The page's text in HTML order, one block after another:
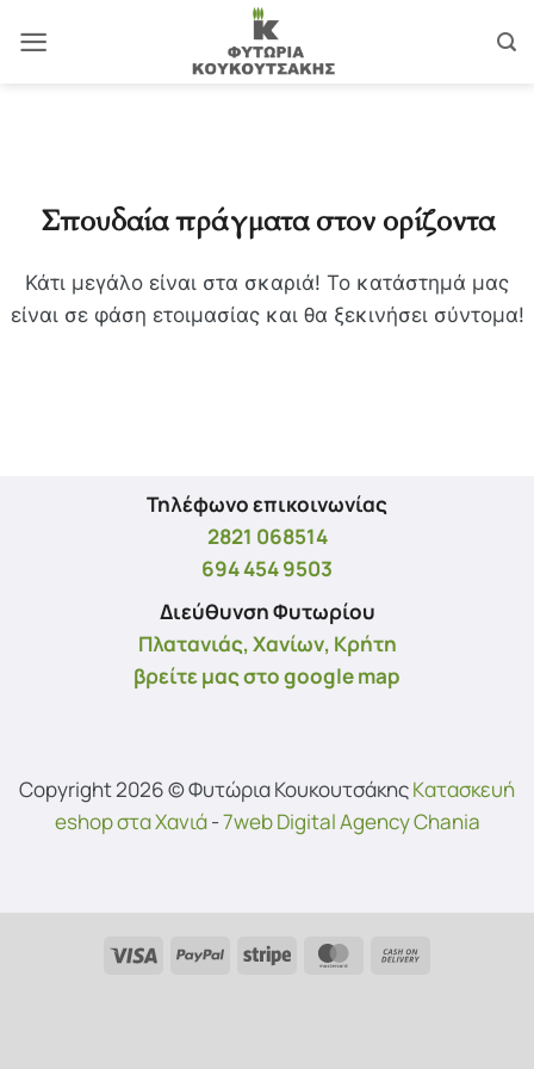
στο
Σπουδαία πράγματα στον ορίζοντα
Κάτι μεγάλο είναι στα σκαριά! Το κατάστημά μας
είναι σε φάση ετοιμασίας και θα ξεκινήσει σύντομα!
Τηλέφωνο επικοινωνίας
2821 068514
694 454 9503
Διεύθυνση Φυτωρίου
Πλατανιάς, Χανίων, Κρήτη
βρείτε μας στο google map
Copyright 2026 © Φυτώρια ΚουκουτσάκηςKατασκευή
eshop στα Χανιά-7web Digital Agency Chania
Visa PayPal Stripe MasterCard